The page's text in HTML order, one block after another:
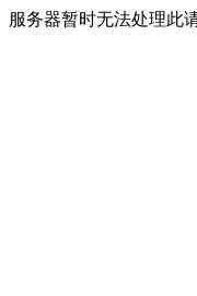
服务器暂时无法处理此